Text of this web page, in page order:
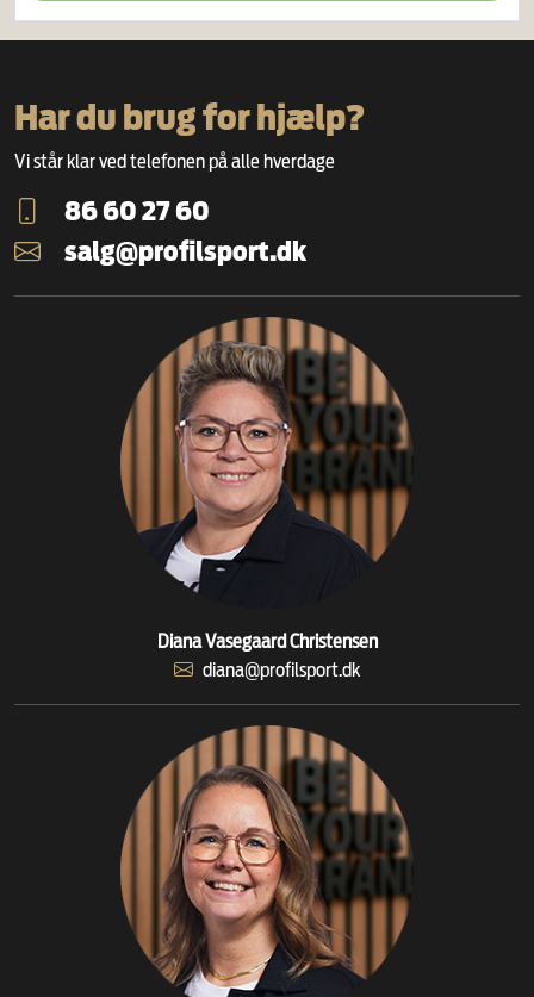
Har du brug for hjælp?
Vi står klar ved telefonen på alle hverdage
86 60 27 60
salg@profilsport.dk
Diana Vasegaard Christensen
diana@profilsport.dk